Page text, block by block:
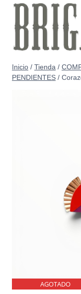
Saltar
contenido
Inicio / Tienda /
PENDIENTES /
AGOTADO